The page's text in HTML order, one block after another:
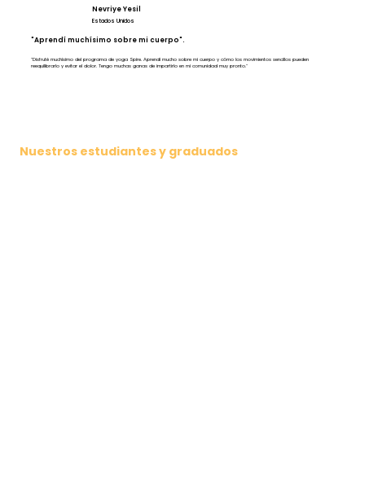
Nevriye Yesil
Estados Unidos
"Aprendí muchísimo sobre mi cuerpo".
"Disfruté muchísimo del programa de yoga Spire. Aprendí mucho sobre mi cuerpo y cómo los movimientos sencillos pueden
reequilibrarlo y evitar el dolor. Tengo muchas ganas de impartirlo en mi comunidad muy pronto."
Nuestros estudiantes y graduados